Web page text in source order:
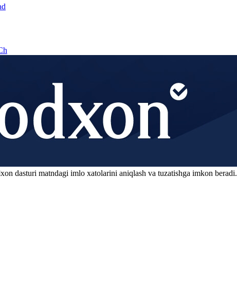
dasturi matndagi imlo xatolarini aniqlash va tuzatishga imkon beradi.